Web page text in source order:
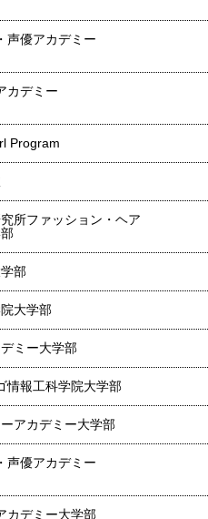
声優アカデミー
カデミー
Program
所ファッション・ヘア
部
大学部
ミー大学部
情報工科学院大学部
アカデミー大学部
声優アカデミー
カデミー大学部